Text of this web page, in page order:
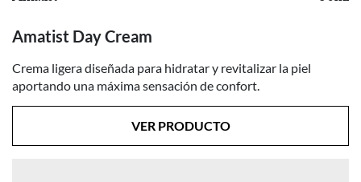
Amatist Day Cream
Crema ligera diseñada para hidratar y revitalizar la piel
aportando una máxima sensación de confort.
VER PRODUCTO